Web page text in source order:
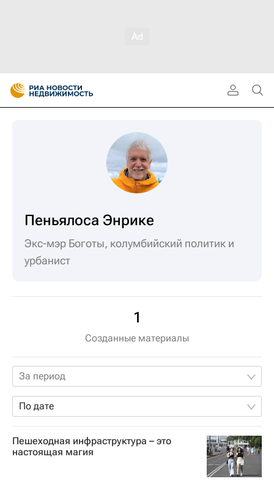
Пеньялоса Энрике
Экс-мэр Боготы, колумбийский политик и
урбанист
1
Созданные материалы
За период
По дате
Пешеходная инфраструктура – это
настоящая магия